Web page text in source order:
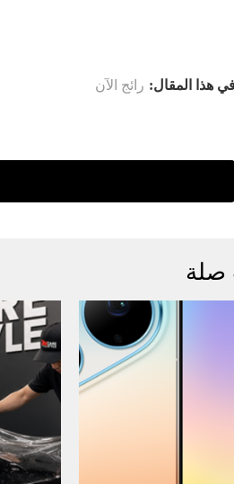
هذا المقال: رائج الآن
صلة